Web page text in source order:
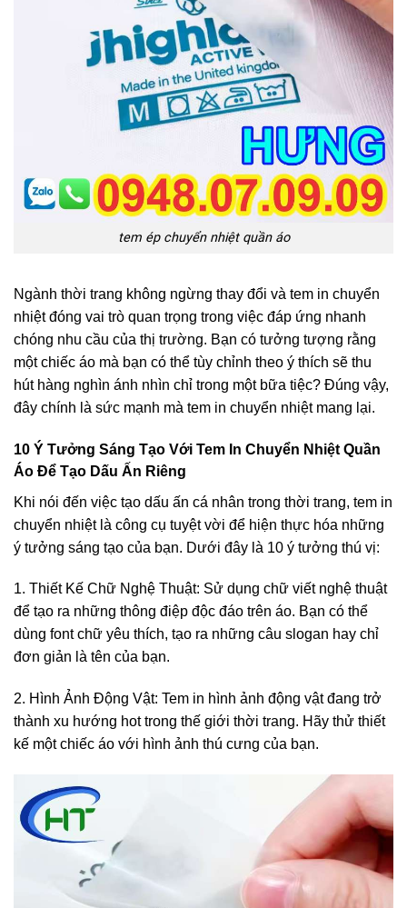
tem ép chuyển nhiệt quần áo
Ngành thời trang không ngừng thay đổi và tem in chuyển
nhiệt đóng vai trò quan trọng trong việc đáp ứng nhanh
chóng nhu cầu của thị trường. Bạn có tưởng tượng rằng
một chiếc áo mà bạn có thể tùy chỉnh theo ý thích sẽ thu
hút hàng nghìn ánh nhìn chỉ trong một bữa tiệc? Đúng vậy,
đây chính là sức mạnh mà tem in chuyển nhiệt mang lại.
10 Ý Tưởng Sáng Tạo Với Tem In Chuyển Nhiệt Quần
Áo Để Tạo Dấu Ấn Riêng
Khi nói đến việc tạo dấu ấn cá nhân trong thời trang, tem in
chuyển nhiệt là công cụ tuyệt vời để hiện thực hóa những
ý tưởng sáng tạo của bạn. Dưới đây là 10 ý tưởng thú vị:
1. Thiết Kế Chữ Nghệ Thuật: Sử dụng chữ viết nghệ thuật
để tạo ra những thông điệp độc đáo trên áo. Bạn có thể
dùng font chữ yêu thích, tạo ra những câu slogan hay chỉ
đơn giản là tên của bạn.
2. Hình Ảnh Động Vật: Tem in hình ảnh động vật đang trở
thành xu hướng hot trong thế giới thời trang. Hãy thử thiết
kế một chiếc áo với hình ảnh thú cưng của bạn.